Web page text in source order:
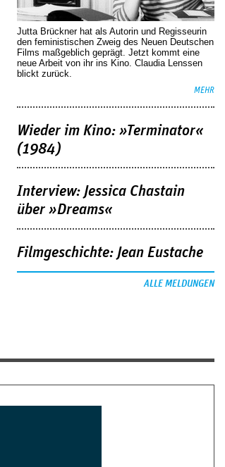
Jutta Brückner hat als Autorin und Regisseurin
den feministischen Zweig des Neuen Deutschen
Films maßgeblich geprägt. Jetzt kommt eine
neue Arbeit von ihr ins Kino. Claudia Lenssen
blickt zurück.
MEHR
Wieder im Kino: »Terminator«
(1984)
Interview: Jessica Chastain
über »Dreams«
Filmgeschichte: Jean Eustache
ALLE MELDUNGEN